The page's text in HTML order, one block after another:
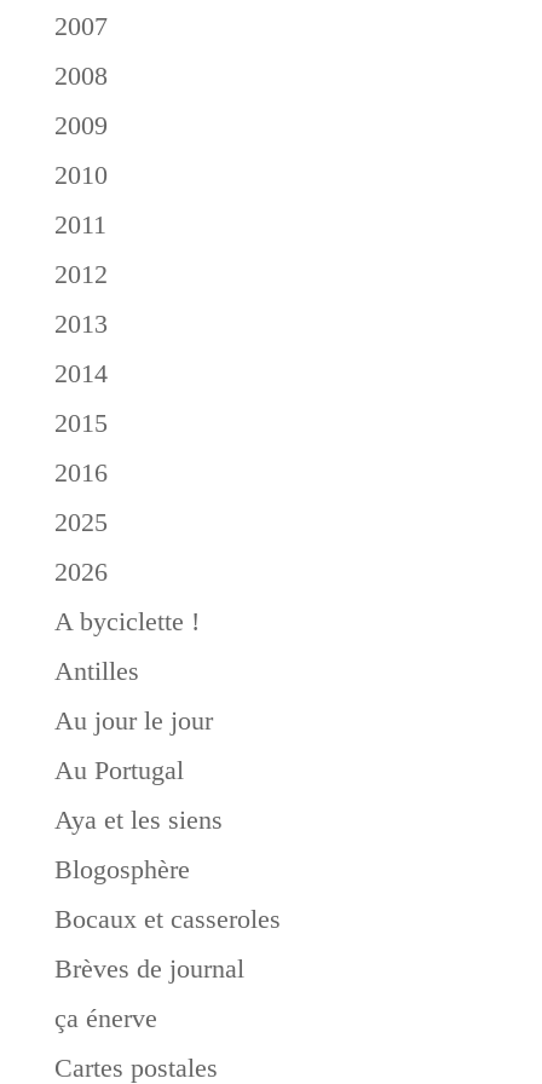
2007
2008
2009
2010
2011
2012
2013
2014
2015
2016
2025
2026
A byciclette !
Antilles
Au jour le jour
Au Portugal
Aya et les siens
Blogosphère
Bocaux et casseroles
Brèves de journal
ça énerve
Cartes postales